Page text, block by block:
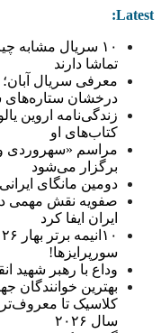
Latest:
۱۰ سریال
تماشا دارند
معرفی سریال آبان؛
درخشان ستاره‌های
زندگی‌نامه اروین
کتاب‌های او
مراسم «سهروردی
برگزار می‌شود
دومین مانگای
صفویه نقش مهمی
ایران ایفا کرد
سورپرایزها!
وداع با رهبر شهید
بهترین خوانندگان
کلاسیک تا
سال ۲۰۲۶